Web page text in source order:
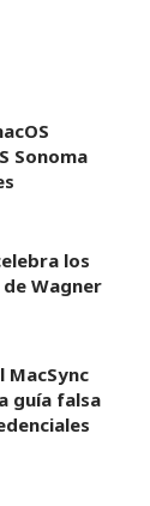
Sonoma
los
de Wagner
MacSync
guía falsa